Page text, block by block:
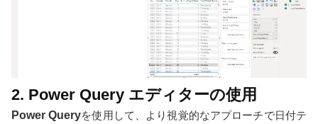
2. Power Query エディターの使用
Power Queryを使用して、より視覚的なアプローチで日付テ